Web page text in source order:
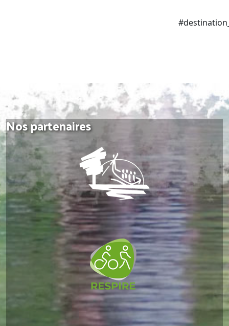
Nos partenaires